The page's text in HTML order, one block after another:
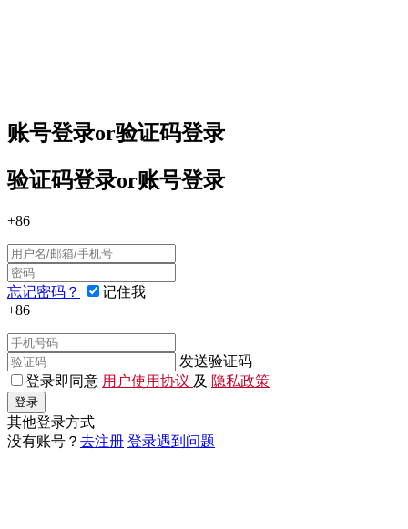
账号登录or验证码登录
验证码登录or账号登录
+86
忘记密码？
记住我
+86
发送验证码
登录即同意 用户使用协议 及 隐私政策
登录
其他登录方式
没有账号？ 去注册 登录遇到问题